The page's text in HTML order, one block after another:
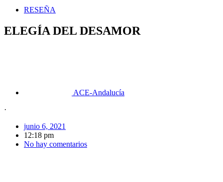
RESEÑA
ELEGÍA DEL DESAMOR
ACE-Andalucía
·
junio 6, 2021
12:18 pm
No hay comentarios